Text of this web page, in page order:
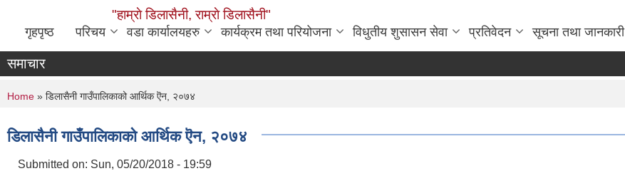
"हाम्राे डिलासैनी, राम्राे डिलासैनी"
गृहपृष्ठ परिचय वडा कार्यालयहरु कार्यक्रम तथा परियोजना विधुतीय शुसासन सेवा प्रतिवेदन सूचना तथा जानकारी
समाचार
You are here
Home » डिलासैनी गाउँपालिकाको आर्थिक ऎन, २०७४
डिलासैनी गाउँपालिकाको आर्थिक ऎन, २०७४
Submitted on: Sun, 05/20/2018 - 19:59